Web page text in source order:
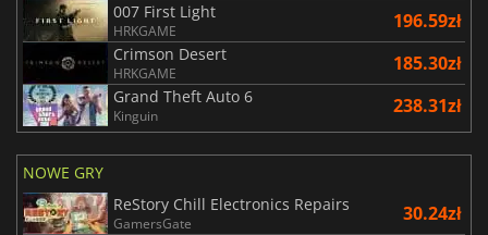
007 First Light
HRKGAME 196.59zł
Crimson Desert
HRKGAME 185.30zł
Grand Theft Auto 6
Kinguin 238.31zł
NOWE GRY
ReStory Chill Electronics Repairs
GamersGate 30.24zł